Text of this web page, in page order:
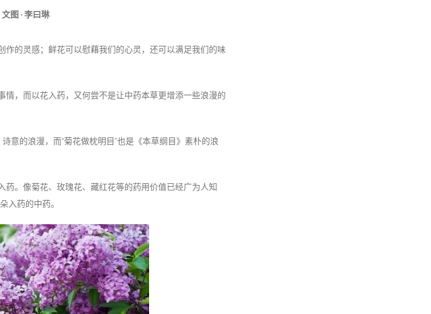
文图 · 李曰琳
作的灵感；鲜花可以慰藉我们的心灵，还可以满足我们的味
情，而以花入药，又何尝不是让中药本草更增添一些浪漫的
意的浪漫，而“菊花做枕明目”也是《本草纲目》素朴的浪
。像菊花、玫瑰花、藏红花等的药用价值已经广为人知
入药的中药。